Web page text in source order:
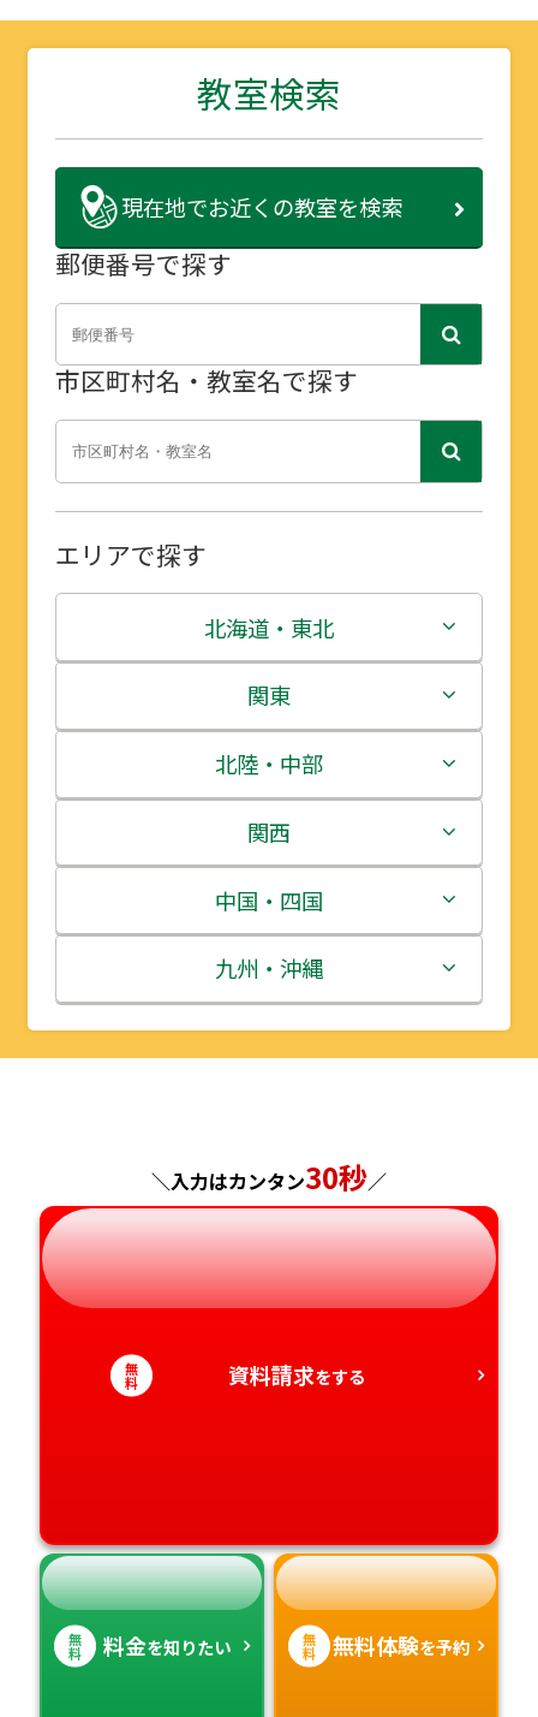
教室検索
現在地でお近くの教室を検索
郵便番号で探す
市区町村名・教室名で探す
エリアで探す
北海道・東北
北海道
青森県
岩手県
宮城県
秋田県
山形県
関東
茨城県
栃木県
群馬県
埼玉県
千葉県
神奈川県
北陸・中部
新潟県
富山県
石川県
福井県
岐阜県
静岡県
愛知県
関西
三重県
滋賀県
京都府
兵庫県
奈良県
和歌山県
中国・四国
鳥取県
島根県
広島県
山口県
徳島県
香川県
九州・沖縄
福岡県
長崎県
熊本県
大分県
宮崎県
＼入力はカンタン30秒／
無
料 資料請求をする
無
料 料金を知りたい 無
料 無料体験を予約